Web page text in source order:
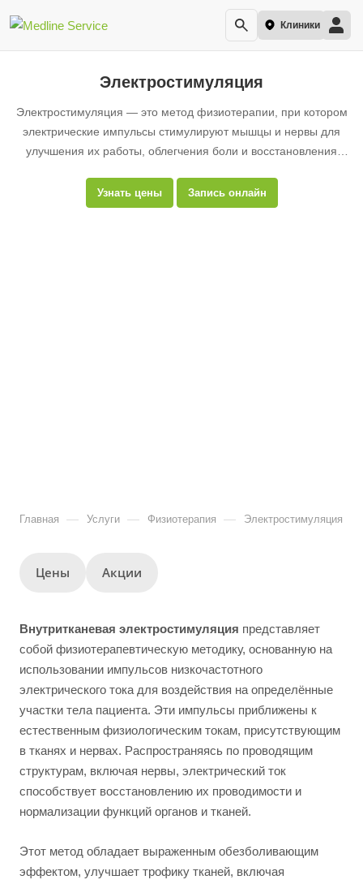
Клиники
Электростимуляция
Электростимуляция — это метод физиотерапии, при котором
электрические импульсы стимулируют мышцы и нервы для
улучшения их работы, облегчения боли и восстановления
Узнать цены Запись онлайн
Главная — Услуги — Физиотерапия — Электростимуляция
Цены Акции
Внутритканевая электростимуляция представляет
собой физиотерапевтическую методику, основанную на
использовании импульсов низкочастотного
электрического тока для воздействия на определённые
участки тела пациента. Эти импульсы приближены к
естественным физиологическим токам, присутствующим
в тканях и нервах. Распространяясь по проводящим
структурам, включая нервы, электрический ток
способствует восстановлению их проводимости и
нормализации функций органов и тканей.
Этот метод обладает выраженным обезболивающим
эффектом, улучшает трофику тканей, включая